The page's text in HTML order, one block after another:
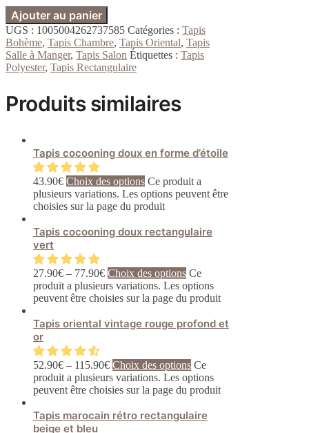
Ajouter au panier
UGS : 1005004262737585 Catégories : Tapis
Bohème, Tapis Chambre, Tapis Oriental, Tapis
Salle à Manger, Tapis Salon Étiquettes : Tapis
Polyester, Tapis Rectangulaire
Produits similaires
Tapis cocooning doux en forme d’étoile
43.90€ Choix des options Ce produit a
plusieurs variations. Les options peuvent être
choisies sur la page du produit
Tapis cocooning doux rectangulaire
vert
27.90€ – 77.90€ Choix des options Ce
produit a plusieurs variations. Les options
peuvent être choisies sur la page du produit
Tapis oriental vintage rouge profond et
or
52.90€ – 115.90€ Choix des options Ce
produit a plusieurs variations. Les options
peuvent être choisies sur la page du produit
Tapis marocain rétro rectangulaire
beige et bleu